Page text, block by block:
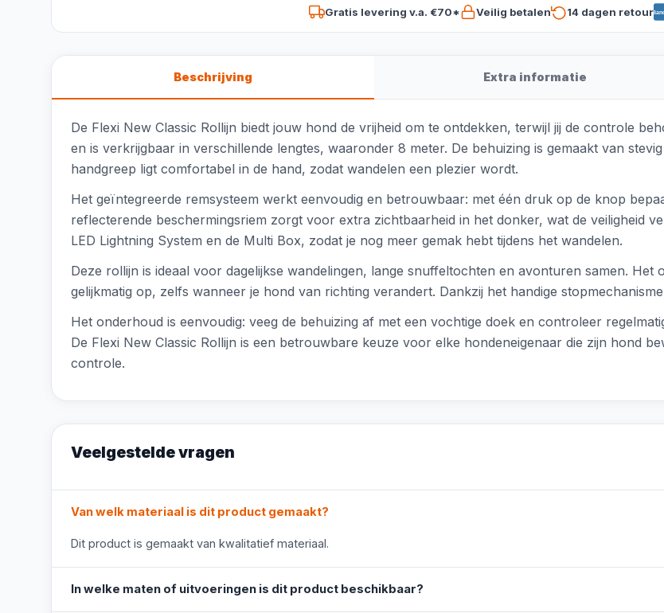
Gratis levering v.a. €70* Veilig betalen 14 dagen retour
Beschrijving Extra informatie
De Flexi New Classic Rollijn biedt jouw hond de vrijheid om te ontdekken, terwijl jij de controle
en is verkrijgbaar in verschillende lengtes, waaronder 8 meter. De behuizing is gemaakt van
handgreep ligt comfortabel in de hand, zodat wandelen een plezier wordt.
Het geïntegreerde remsysteem werkt eenvoudig en betrouwbaar: met één druk op de knop
reflecterende beschermingsriem zorgt voor extra zichtbaarheid in het donker, wat de veiligheid
LED Lightning System en de Multi Box, zodat je nog meer gemak hebt tijdens het wandelen.
Deze rollijn is ideaal voor dagelijkse wandelingen, lange snuffeltochten en avonturen samen.
gelijkmatig op, zelfs wanneer je hond van richting verandert. Dankzij het handige
Het onderhoud is eenvoudig: veeg de behuizing af met een vochtige doek en controleer
De Flexi New Classic Rollijn is een betrouwbare keuze voor elke hondeneigenaar die zijn hond
controle.
Veelgestelde vragen
Van welk materiaal is dit product gemaakt?
Dit product is gemaakt van kwalitatief materiaal.
In welke maten of uitvoeringen is dit product beschikbaar?